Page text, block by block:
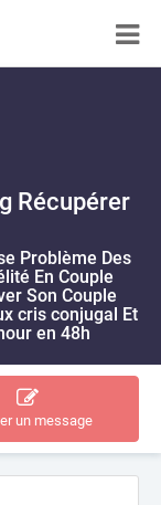
Récupérer
Problème Des
En Couple
Son Couple
cris conjugal Et
en 48h
un message